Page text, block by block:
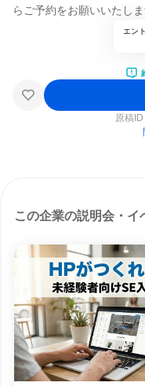
らご予約をお願いいたしま
エン
原稿ID
この企業の説明会・イ